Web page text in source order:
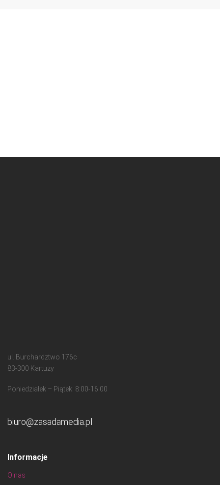
ul. Burchardztwo 176c
83-300 Kartuzy
Poniedziałek – Piątek: 8:00-16:00
biuro@zasadamedia.pl
Informacje
O nas